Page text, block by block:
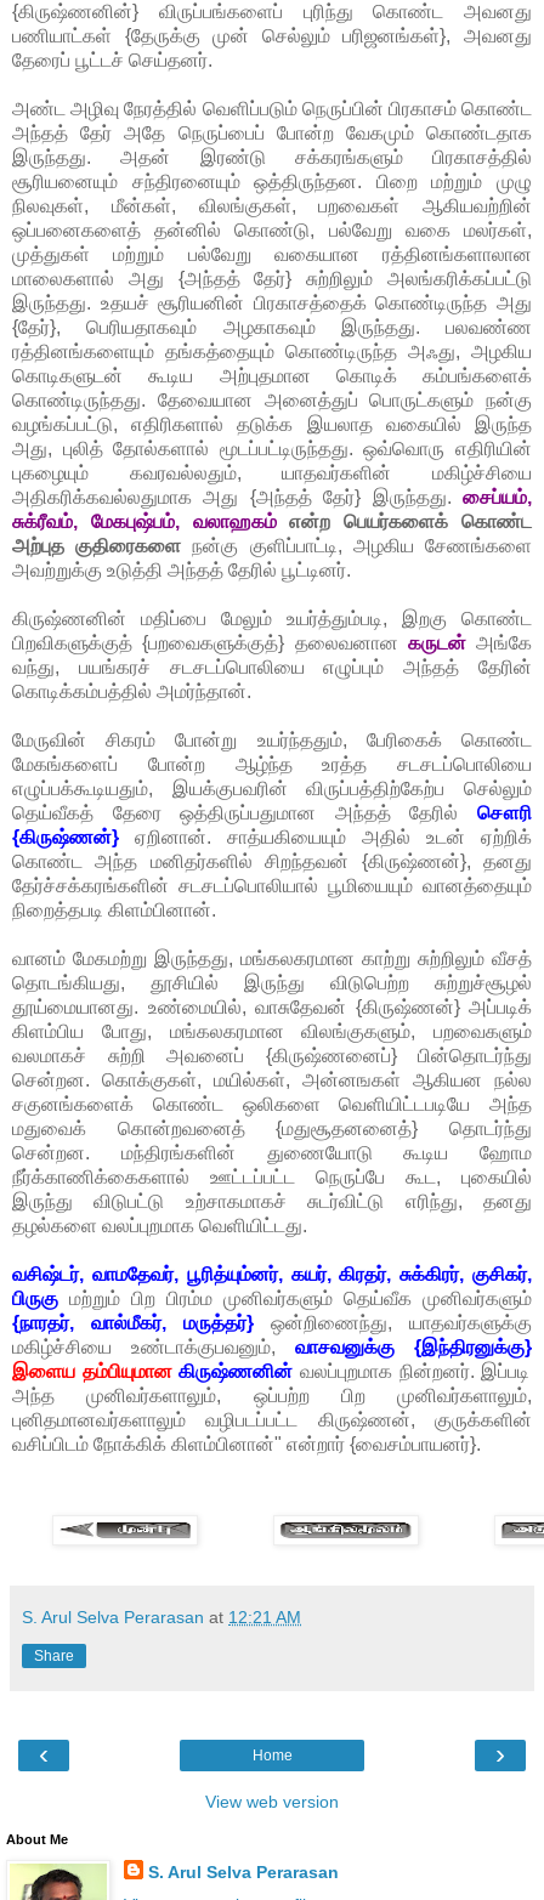
{கிருஷ்ணனின்} விருப்பங்களைப் புரிந்து கொண்ட அவனது
பணியாட்கள் {தேருக்கு முன் செல்லும் பரிஜனங்கள்}, அவனது
தேரைப் பூட்டச் செய்தனர்.
அண்ட அழிவு நேரத்தில் வெளிப்படும் நெருப்பின் பிரகாசம் கொண்ட
அந்தத் தேர் அதே நெருப்பைப் போன்ற வேகமும் கொண்டதாக
இருந்தது. அதன் இரண்டு சக்கரங்களும் பிரகாசத்தில்
சூரியனையும் சந்திரனையும் ஒத்திருந்தன. பிறை மற்றும் முழு
நிலவுகள், மீன்கள், விலங்குகள், பறவைகள் ஆகியவற்றின்
ஒப்பனைகளைத் தன்னில் கொண்டு, பல்வேறு வகை மலர்கள்,
முத்துகள் மற்றும் பல்வேறு வகையான ரத்தினங்களாலான
மாலைகளால் அது {அந்தத் தேர்} சுற்றிலும் அலங்கரிக்கப்பட்டு
இருந்தது. உதயச் சூரியனின் பிரகாசத்தைக் கொண்டிருந்த அது
{தேர்}, பெரியதாகவும் அழகாகவும் இருந்தது. பலவண்ண
ரத்தினங்களையும் தங்கத்தையும் கொண்டிருந்த அஃது, அழகிய
கொடிகளுடன் கூடிய அற்புதமான கொடிக் கம்பங்களைக்
கொண்டிருந்தது. தேவையான அனைத்துப் பொருட்களும் நன்கு
வழங்கப்பட்டு, எதிரிகளால் தடுக்க இயலாத வகையில் இருந்த
அது, புலித் தோல்களால் மூடப்பட்டிருந்தது. ஒவ்வொரு எதிரியின்
புகழையும் கவரவல்லதும், யாதவர்களின் மகிழ்ச்சியை
அதிகரிக்கவல்லதுமாக அது {அந்தத் தேர்} இருந்தது. சைப்யம்,
சுக்ரீவம், மேகபுஷ்பம், வலாஹகம்
என்ற பெயர்களைக் கொண்ட
அற்புத குதிரைகளை நன்கு குளிப்பாட்டி, அழகிய சேணங்களை
அவற்றுக்கு உடுத்தி அந்தத் தேரில் பூட்டினர்.
கிருஷ்ணனின் மதிப்பை மேலும் உயர்த்தும்படி, இறகு கொண்ட
பிறவிகளுக்குத் {பறவைகளுக்குத்} தலைவனான கருடன்அங்கே
வந்து, பயங்கரச் சடசடப்பொலியை எழுப்பும் அந்தத் தேரின்
கொடிக்கம்பத்தில் அமர்ந்தான்.
மேருவின் சிகரம் போன்று உயர்ந்ததும், பேரிகைக் கொண்ட
மேகங்களைப் போன்ற ஆழ்ந்த உரத்த சடசடப்பொலியை
எழுப்பக்கூடியதும், இயக்குபவரின் விருப்பத்திற்கேற்ப செல்லும்
தெய்வீகத் தேரை ஒத்திருப்பதுமான அந்தத் தேரில் சௌரி
{கிருஷ்ணன்} ஏறினான். சாத்யகியையும் அதில் உடன் ஏற்றிக்
கொண்ட அந்த மனிதர்களில் சிறந்தவன் {கிருஷ்ணன்}, தனது
தேர்ச்சக்கரங்களின் சடசடப்பொலியால் பூமியையும் வானத்தையும்
நிறைத்தபடி கிளம்பினான்.
வானம் மேகமற்று இருந்தது, மங்கலகரமான காற்று சுற்றிலும் வீசத்
தொடங்கியது, தூசியில் இருந்து விடுபெற்ற சுற்றுச்சூழல்
தூய்மையானது. உண்மையில், வாசுதேவன் {கிருஷ்ணன்} அப்படிக்
கிளம்பிய போது, மங்கலகரமான விலங்குகளும், பறவைகளும்
வலமாகச் சுற்றி அவனைப் {கிருஷ்ணனைப்} பின்தொடர்ந்து
சென்றன. கொக்குகள், மயில்கள், அன்னஙகள் ஆகியன நல்ல
சகுனங்களைக் கொண்ட ஒலிகளை வெளியிட்டபடியே அந்த
மதுவைக் கொன்றவனைத் {மதுசூதனனைத்} தொடர்ந்து
சென்றன. மந்திரங்களின் துணையோடு கூடிய ஹோம
நீர்க்காணிக்கைகளால் ஊட்டப்பட்ட நெருப்பே கூட, புகையில்
இருந்து விடுபட்டு உற்சாகமாகச் சுடர்விட்டு எரிந்து, தனது
தழல்களை வலப்புறமாக வெளியிட்டது.
வசிஷ்டர், வாமதேவர், பூரித்யும்னர், கயர், கிரதர், சுக்கிரர், குசிகர்,
பிருகு மற்றும் பிற பிரம்ம முனிவர்களும் தெய்வீக முனிவர்களும்
{நாரதர், வால்மீகர், மருத்தர்} ஒன்றிணைந்து, யாதவர்களுக்கு
மகிழ்ச்சியை உண்டாக்குபவனும், வாசவனுக்கு {இந்திரனுக்கு}
இளைய தம்பியுமானகிருஷ்ணனின் வலப்புறமாக நின்றனர். இப்படி
அந்த முனிவர்களாலும், ஒப்பற்ற பிற முனிவர்களாலும்,
புனிதமானவர்களாலும் வழிபடப்பட்ட கிருஷ்ணன், குருக்களின்
வசிப்பிடம் நோக்கிக் கிளம்பினான்" என்றார் {வைசம்பாயனர்}.
S. Arul Selva Perarasan at 12:21 AM
Share
‹ ›
Home
View web version
About Me
S. Arul Selva Perarasan